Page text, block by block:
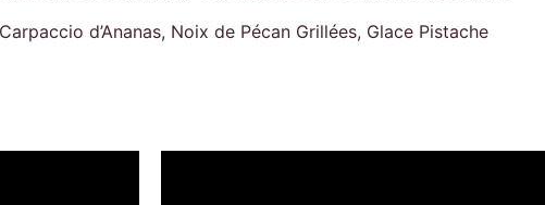
Carpaccio d’Ananas, Noix de Pécan Grillées, Glace Pistache